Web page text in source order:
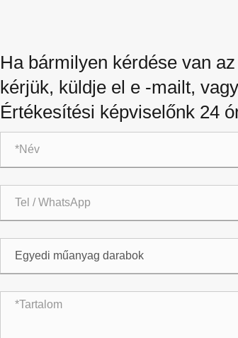
Ha bármilyen kérdése van
kérjük, küldje el e -mailt,
Értékesítési képviselőnk 24